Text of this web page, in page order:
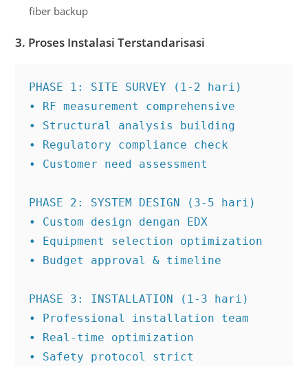
fiber backup
3. Proses Instalasi Terstandarisasi
PHASE 1: SITE SURVEY (1-2 hari)
• RF measurement comprehensive
• Structural analysis building
• Regulatory compliance check
• Customer need assessment
PHASE 2: SYSTEM DESIGN (3-5 hari)
• Custom design dengan EDX
• Equipment selection optimization
• Budget approval & timeline
PHASE 3: INSTALLATION (1-3 hari)
• Professional installation team
• Real-time optimization
• Safety protocol strict